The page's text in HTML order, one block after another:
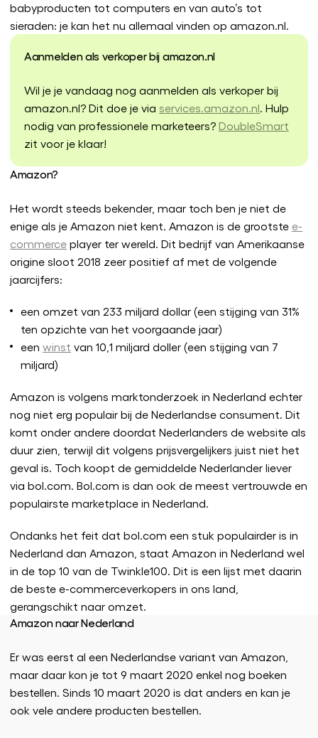
babyproducten tot computers en van auto’s tot
sieraden: je kan het nu allemaal vinden op amazon.nl.
Aanmelden als verkoper bij amazon.nl
Wil je je vandaag nog aanmelden als verkoper bij
amazon.nl? Dit doe je via services.amazon.nl. Hulp
nodig van professionele marketeers? DoubleSmart
zit voor je klaar!
Amazon?
Het wordt steeds bekender, maar toch ben je niet de
enige als je Amazon niet kent. Amazon is de grootste e-
commerce player ter wereld. Dit bedrijf van Amerikaanse
origine sloot 2018 zeer positief af met de volgende
jaarcijfers:
een omzet van 233 miljard dollar (een stijging van 31%
ten opzichte van het voorgaande jaar)
een winst van 10,1 miljard doller (een stijging van 7
miljard)
Amazon is volgens marktonderzoek in Nederland echter
nog niet erg populair bij de Nederlandse consument. Dit
komt onder andere doordat Nederlanders de website als
duur zien, terwijl dit volgens prijsvergelijkers juist niet het
geval is. Toch koopt de gemiddelde Nederlander liever
via bol.com. Bol.com is dan ook de meest vertrouwde en
populairste marketplace in Nederland.
Ondanks het feit dat bol.com een stuk populairder is in
Nederland dan Amazon, staat Amazon in Nederland wel
in de top 10 van de Twinkle100. Dit is een lijst met daarin
de beste e-commerceverkopers in ons land,
gerangschikt naar omzet.
Amazon naar Nederland
Er was eerst al een Nederlandse variant van Amazon,
maar daar kon je tot 9 maart 2020 enkel nog boeken
bestellen. Sinds 10 maart 2020 is dat anders en kan je
ook vele andere producten bestellen.